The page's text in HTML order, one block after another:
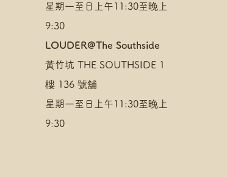
星期一至日上午11:30至晚上
9:30
LOUDER@The Southside
黃竹坑 THE SOUTHSIDE 1
樓 136 號舖
星期一至日上午11:30至晚上
9:30